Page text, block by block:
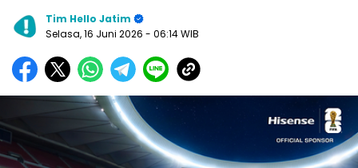
Tim Hello Jatim
Selasa, 16 Juni 2026 - 06:14 WIB